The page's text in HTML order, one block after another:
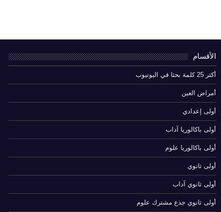
الأقسام
أكثر 25 كلمة بحثا في اليوتيوب
أمراض العين
أولى إعدادي
أولى باكالوريا آداب
أولى باكالوريا علوم
أولى ثانوي
أولى ثانوي آداب
أولى ثانوي جذع مشترك علوم